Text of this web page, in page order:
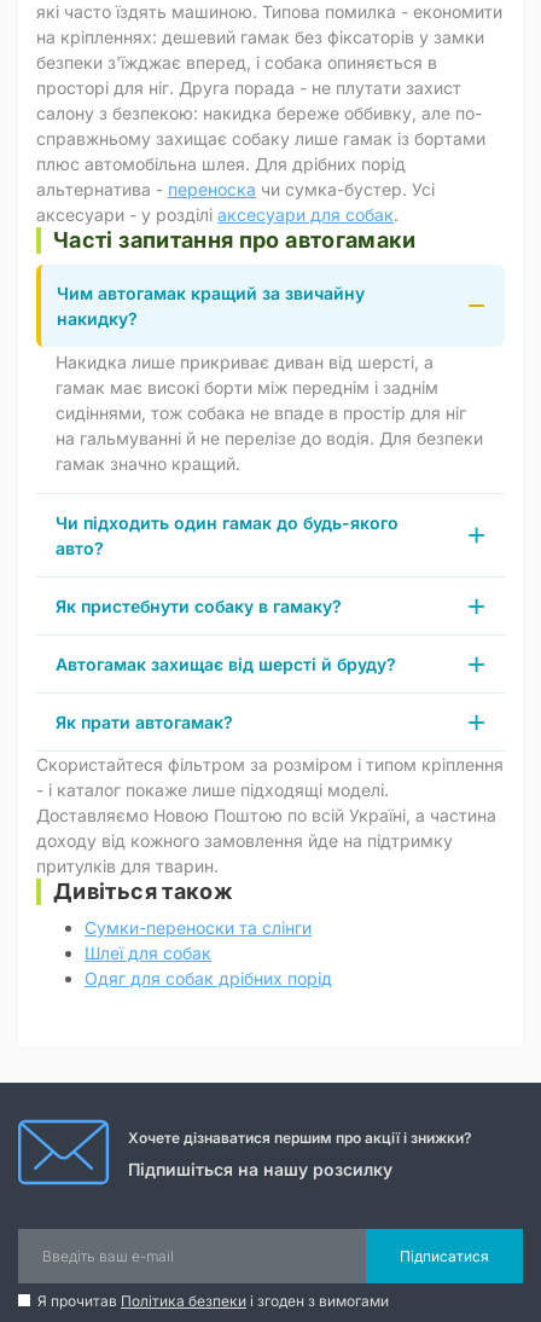
які часто їздять машиною. Типова помилка - економити
на кріпленнях: дешевий гамак без фіксаторів у замки
безпеки з'їжджає вперед, і собака опиняється в
просторі для ніг. Друга порада - не плутати захист
салону з безпекою: накидка береже оббивку, але по-
справжньому захищає собаку лише гамак із бортами
плюс автомобільна шлея. Для дрібних порід
альтернатива - переноска чи сумка-бустер. Усі
аксесуари - у розділі аксесуари для собак.
Часті запитання про автогамаки
Чим автогамак кращий за звичайну
накидку?
Накидка лише прикриває диван від шерсті, а
гамак має високі борти між переднім і заднім
сидіннями, тож собака не впаде в простір для ніг
на гальмуванні й не перелізе до водія. Для безпеки
гамак значно кращий.
Чи підходить один гамак до будь-якого
авто?
Як пристебнути собаку в гамаку?
Автогамак захищає від шерсті й бруду?
Як прати автогамак?
Скористайтеся фільтром за розміром і типом кріплення
- і каталог покаже лише підходящі моделі.
Доставляємо Новою Поштою по всій Україні, а частина
доходу від кожного замовлення йде на підтримку
притулків для тварин.
Дивіться також
Сумки-переноски та слінги
Шлеї для собак
Одяг для собак дрібних порід
Хочете дізнаватися першим про акції і знижки?
Підпишіться на нашу розсилку
Підписатися
Я прочитав Політика безпеки і згоден з вимогами